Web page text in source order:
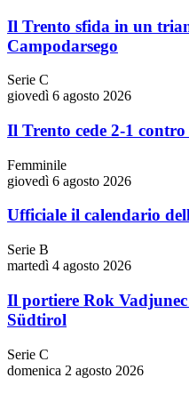
Il Trento sfida in un
Campodarsego
Serie C
giovedì 6 agosto 2026
Il Trento cede 2-1
Femminile
giovedì 6 agosto 2026
Ufficiale il calendario
Serie B
martedì 4 agosto 2026
Il portiere Rok
Südtirol
Serie C
domenica 2 agosto 2026